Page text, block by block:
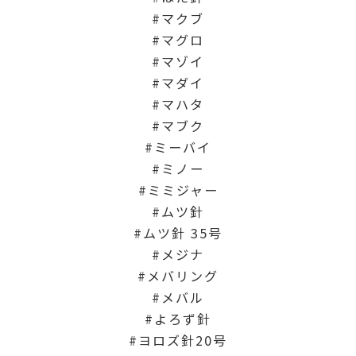
マクブ
マグロ
マゾイ
マダイ
マハタ
マブク
ミーバイ
ミノー
ミミジャー
ムツ針
ムツ針 35号
メジナ
メバリング
メバル
よろず針
ヨロズ針20号